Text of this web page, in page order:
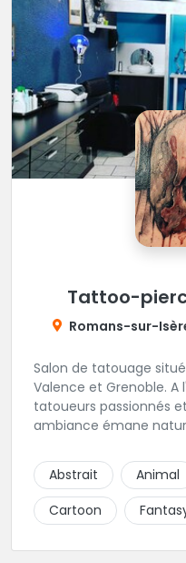
Tattoo-
Romans-sur-
Salon de tatouage
Valence et Grenoble.
tatoueurs passionnés
ambiance émane
Abstrait
Animal
Cartoon